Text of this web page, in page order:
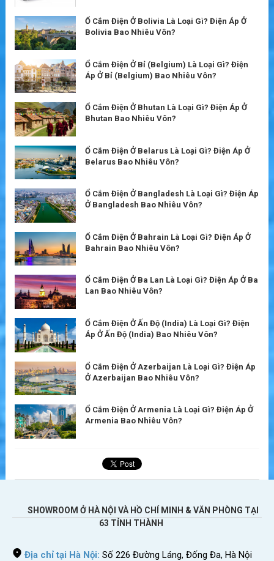
Ổ Cắm Điện Ở Bolivia Là Loại Gì? Điện Áp Ở
Bolivia Bao Nhiêu Vôn?
Ổ Cắm Điện Ở Bỉ (Belgium) Là Loại Gì? Điện
Áp Ở Bỉ (Belgium) Bao Nhiêu Vôn?
Ổ Cắm Điện Ở Bhutan Là Loại Gì? Điện Áp Ở
Bhutan Bao Nhiêu Vôn?
Ổ Cắm Điện Ở Belarus Là Loại Gì? Điện Áp Ở
Belarus Bao Nhiêu Vôn?
Ổ Cắm Điện Ở Bangladesh Là Loại Gì? Điện Áp
Ở Bangladesh Bao Nhiêu Vôn?
Ổ Cắm Điện Ở Bahrain Là Loại Gì? Điện Áp Ở
Bahrain Bao Nhiêu Vôn?
Ổ Cắm Điện Ở Ba Lan Là Loại Gì? Điện Áp Ở Ba
Lan Bao Nhiêu Vôn?
Ổ Cắm Điện Ở Ấn Độ (India) Là Loại Gì? Điện
Áp Ở Ấn Độ (India) Bao Nhiêu Vôn?
Ổ Cắm Điện Ở Azerbaijan Là Loại Gì? Điện Áp
Ở Azerbaijan Bao Nhiêu Vôn?
Ổ Cắm Điện Ở Armenia Là Loại Gì? Điện Áp Ở
Armenia Bao Nhiêu Vôn?
SHOWROOM Ở HÀ NỘI VÀ HỒ CHÍ MINH & VĂN PHÒNG TẠI
63 TỈNH THÀNH
Địa chỉ tại Hà Nội: Số 226 Đường Láng, Đống Đa, Hà Nội